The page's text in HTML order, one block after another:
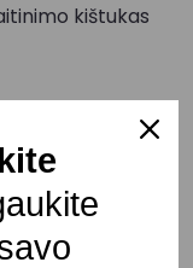
kištukas